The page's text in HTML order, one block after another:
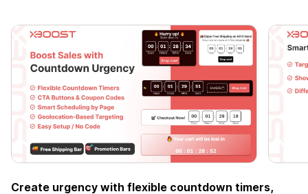
Create urgency with flexible countdown timers,